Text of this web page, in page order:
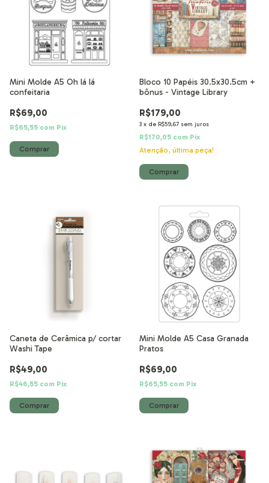
Mini Molde A5 Oh lá lá
confeitaria
R$69,00
R$65,55 com Pix
Bloco 10 Papéis 30.5x30.5cm +
bônus - Vintage Library
R$179,00
3 x de R$59,67 sem juros
R$170,05 com Pix
Atenção, última peça!
Caneta de Cerâmica p/ cortar
Washi Tape
R$49,00
R$46,55 com Pix
Mini Molde A5 Casa Granada
Pratos
R$69,00
R$65,55 com Pix